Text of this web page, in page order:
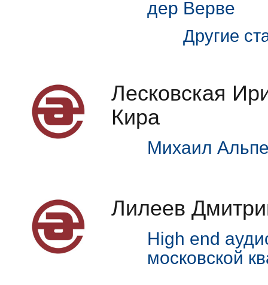
дер Верве
Другие
Лесковская
Кира
Михаил
Лилеев
High end
московской